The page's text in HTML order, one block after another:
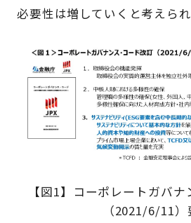
必要性は増していくと考えられ
【図1】コーポレートガバ
（2021/6/11）